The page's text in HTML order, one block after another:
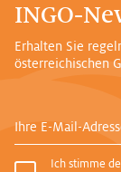
INGO-
Erhalten Sie
österreichischen
Ihre E-Mail-Adresse
Ich stimme